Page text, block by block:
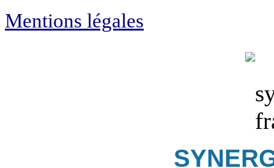
Mentions légales